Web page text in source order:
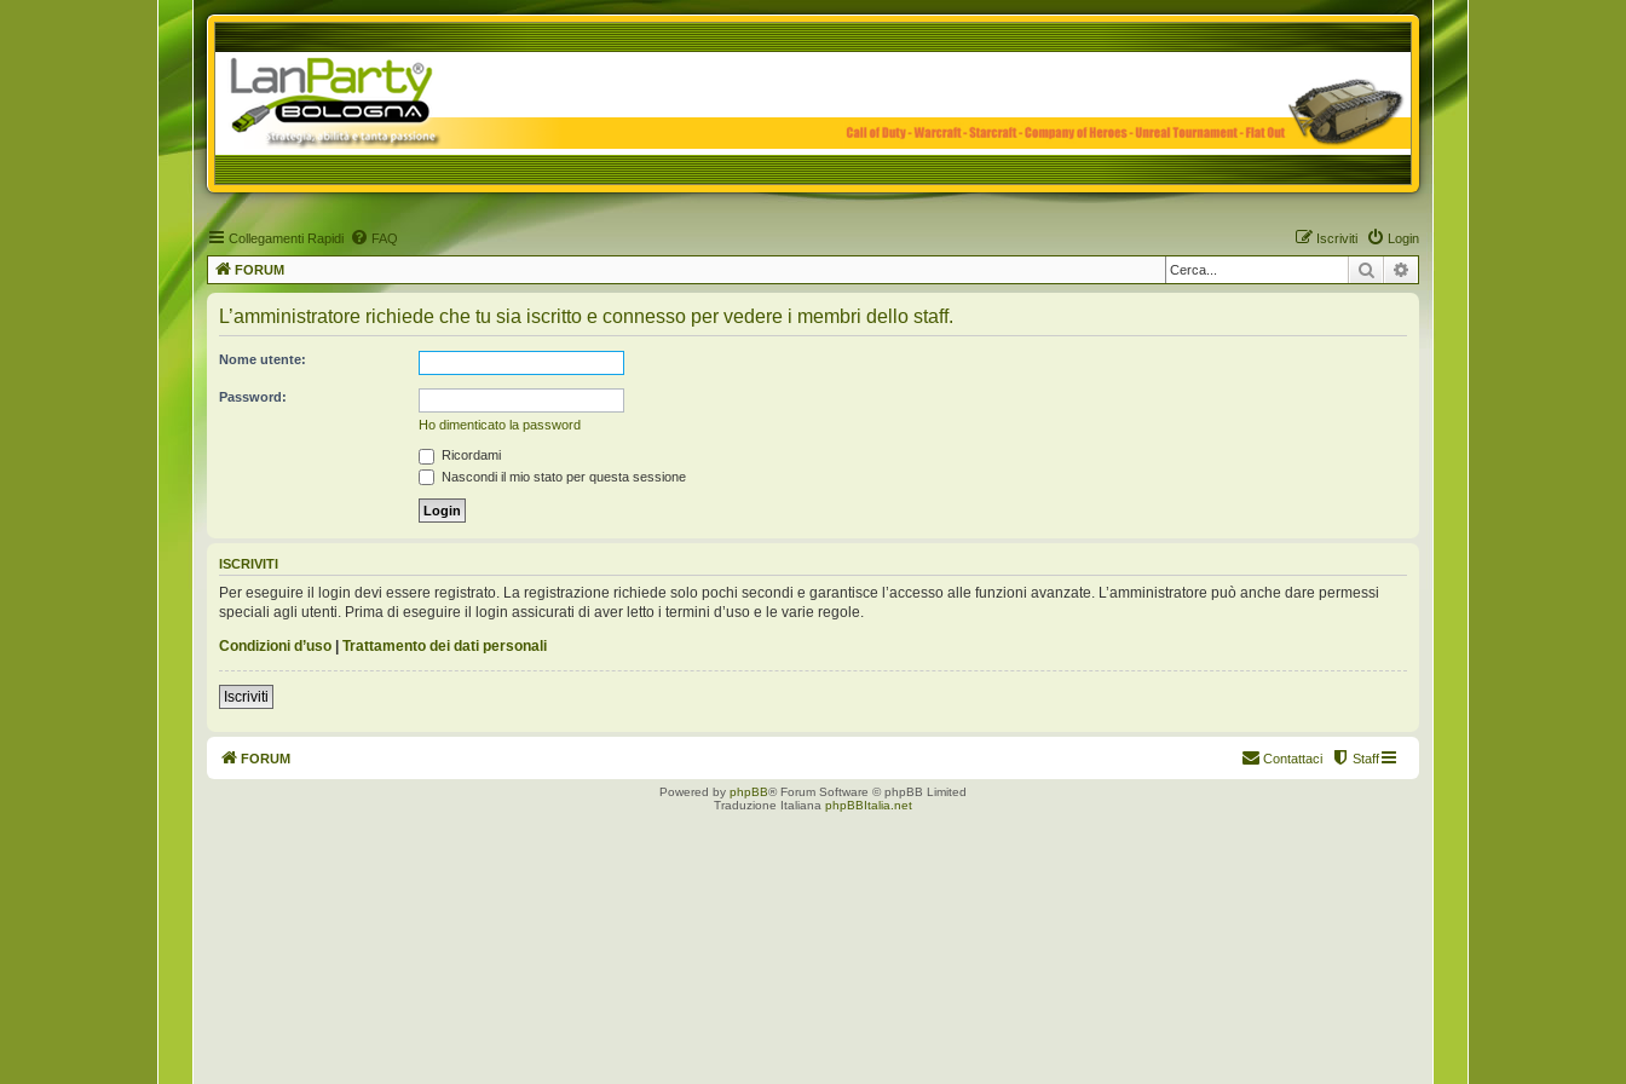
Collegamenti Rapidi FAQ Login
Iscriviti
FORUM Cerca
L’amministratore richiede che tu sia iscritto e connesso per vedere i membri dello staff.
Nome utente:
Password:
Ho dimenticato la password
Ricordami
Nascondi il mio stato per questa sessione
ISCRIVITI
Per eseguire il login devi essere registrato. La registrazione richiede solo pochi secondi e garantisce l’accesso alle funzioni avanzate. L’amministratore può anche dare permessi
speciali agli utenti. Prima di eseguire il login assicurati di aver letto i termini d’uso e le varie regole.
Condizioni d’uso | Trattamento dei dati personali
Iscriviti
FORUM Staff
Contattaci
Powered by phpBB® Forum Software © phpBB Limited
Traduzione Italiana phpBBItalia.net